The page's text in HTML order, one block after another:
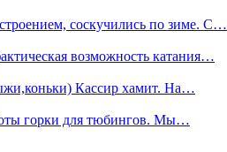
соскучились по зиме. С…
возможность катания…
Кассир хамит. На…
горки для тюбингов. Мы…